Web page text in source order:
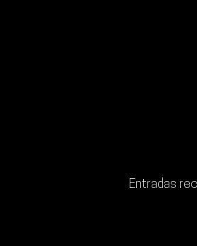
Entradas